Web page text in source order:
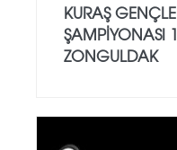
KURAŞ
ŞAMPİYONASI
ZONGULDAK